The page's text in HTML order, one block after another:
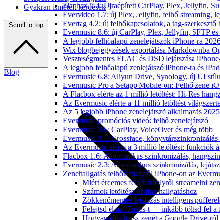
Flacbox 7.4: Újraépített CarPlay, Plex, Jellyfin,
Evervideo 1.7: új Plex, Jellyfin, felhő streaming,
Evertag 4.2: új felhőkapcsolatok, a tag-szerkesztő
Evermusic 8.6: új CarPlay, Plex, Jellyfin, SFTP
A legjobb felhőalapú zenelejátszók iPhone-ra
Wix blogbejegyzések exportálása Markdownba
Veszteségmentes FLAC és DSD lejátszása
A legjobb felhőalapú zenlejátszó iPhone-ra és
Evermusic 6.8: Aliyun Drive, Synology, új UI
Evermusic Pro a Setapp Mobile-on: Felhő zene
A Flacbox elérte az 1 millió letöltést: Hi-Res
Az Evermusic elérte a 11 millió letöltést világszerte
Az 5 legjobb iPhone zenelejátszó alkalmazás
Evermusic promóciós videó: felhő zenelejátszó
Evermusic 3.6: CarPlay, VoiceOver és még több
Evermusic 3.1: Crossfade, könyvtárszinkronizálás
Az Evermusic elérte a 3 millió letöltést: funkciók
Flacbox 1.6: Automatikus szinkronizálás,
Evermusic 2.3: Automatikus szinkronizálás,
Zenehallgatás felhőtárhelyről iPhone-on az
Miért érdemes felhőtárhelyről streamelni
Számok letöltése offline hallgatáshoz
Zökkenőmentes lejátszás intelligens
Felejtsd el az iTunes-t — inkább töltsd fel a
Hogyan játszhatsz zenét a Google Drive-ról
Gyakran ismételt kérdések
Scroll to top
Blog